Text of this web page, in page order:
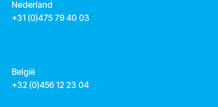
Nederland
+31 (0)475 79 40 03
België
‭+32 (0)456 12 23 04‬